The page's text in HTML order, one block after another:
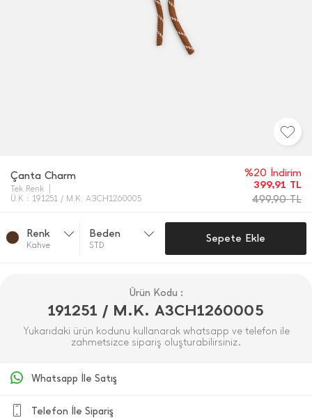
Çanta Charm
Tek Renk
Ü.K : 191251 / M.K. A3CH1260005
%20 İndirim
399,91 TL
499,90TL
Renk
Kahve
Beden
STD
Sepete Ekle
Ürün Kodu :
191251 / M.K. A3CH1260005
Yukarıdaki ürün kodunu kullanarak whatsapp ve telefon ile
zahmetsizce sipariş oluşturabilirsiniz.
Whatsapp İle Satış
Telefon İle Sipariş